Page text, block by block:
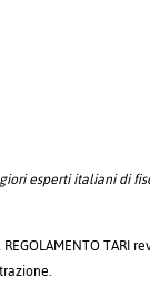
esperti italiani di
TARI